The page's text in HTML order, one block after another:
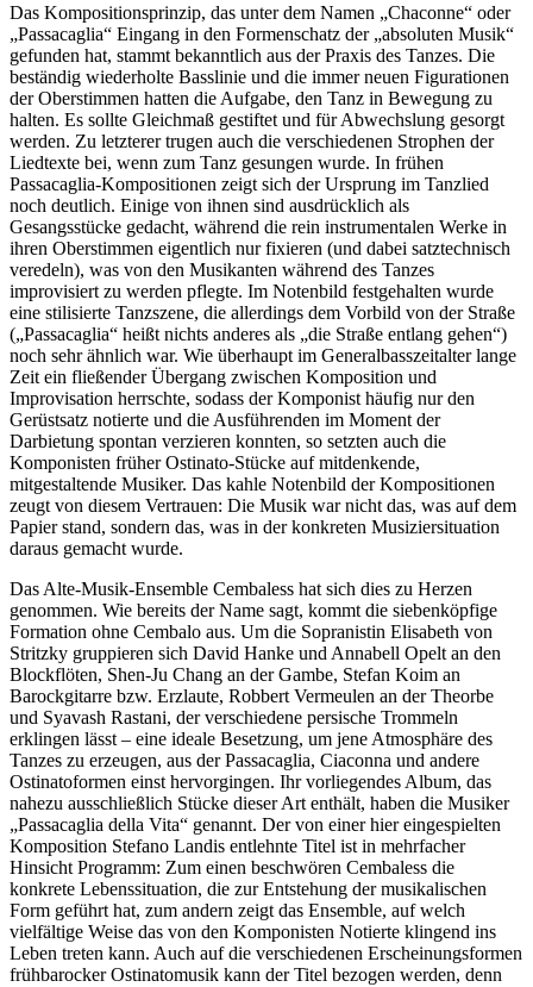
Das Kompositionsprinzip, das unter dem Namen „Chaconne“ oder
„Passacaglia“ Eingang in den Formenschatz der „absoluten Musik“
gefunden hat, stammt bekanntlich aus der Praxis des Tanzes. Die
beständig wiederholte Basslinie und die immer neuen Figurationen
der Oberstimmen hatten die Aufgabe, den Tanz in Bewegung zu
halten. Es sollte Gleichmaß gestiftet und für Abwechslung gesorgt
werden. Zu letzterer trugen auch die verschiedenen Strophen der
Liedtexte bei, wenn zum Tanz gesungen wurde. In frühen
Passacaglia-Kompositionen zeigt sich der Ursprung im Tanzlied
noch deutlich. Einige von ihnen sind ausdrücklich als
Gesangsstücke gedacht, während die rein instrumentalen Werke in
ihren Oberstimmen eigentlich nur fixieren (und dabei satztechnisch
veredeln), was von den Musikanten während des Tanzes
improvisiert zu werden pflegte. Im Notenbild festgehalten wurde
eine stilisierte Tanzszene, die allerdings dem Vorbild von der Straße
(„Passacaglia“ heißt nichts anderes als „die Straße entlang gehen“)
noch sehr ähnlich war. Wie überhaupt im Generalbasszeitalter lange
Zeit ein fließender Übergang zwischen Komposition und
Improvisation herrschte, sodass der Komponist häufig nur den
Gerüstsatz notierte und die Ausführenden im Moment der
Darbietung spontan verzieren konnten, so setzten auch die
Komponisten früher Ostinato-Stücke auf mitdenkende,
mitgestaltende Musiker. Das kahle Notenbild der Kompositionen
zeugt von diesem Vertrauen: Die Musik war nicht das, was auf dem
Papier stand, sondern das, was in der konkreten Musiziersituation
daraus gemacht wurde.
Das Alte-Musik-Ensemble Cembaless hat sich dies zu Herzen
genommen. Wie bereits der Name sagt, kommt die siebenköpfige
Formation ohne Cembalo aus. Um die Sopranistin Elisabeth von
Stritzky gruppieren sich David Hanke und Annabell Opelt an den
Blockflöten, Shen-Ju Chang an der Gambe, Stefan Koim an
Barockgitarre bzw. Erzlaute, Robbert Vermeulen an der Theorbe
und Syavash Rastani, der verschiedene persische Trommeln
erklingen lässt – eine ideale Besetzung, um jene Atmosphäre des
Tanzes zu erzeugen, aus der Passacaglia, Ciaconna und andere
Ostinatoformen einst hervorgingen. Ihr vorliegendes Album, das
nahezu ausschließlich Stücke dieser Art enthält, haben die Musiker
„Passacaglia della Vita“ genannt. Der von einer hier eingespielten
Komposition Stefano Landis entlehnte Titel ist in mehrfacher
Hinsicht Programm: Zum einen beschwören Cembaless die
konkrete Lebenssituation, die zur Entstehung der musikalischen
Form geführt hat, zum andern zeigt das Ensemble, auf welch
vielfältige Weise das von den Komponisten Notierte klingend ins
Leben treten kann. Auch auf die verschiedenen Erscheinungsformen
frühbarocker Ostinatomusik kann der Titel bezogen werden, denn